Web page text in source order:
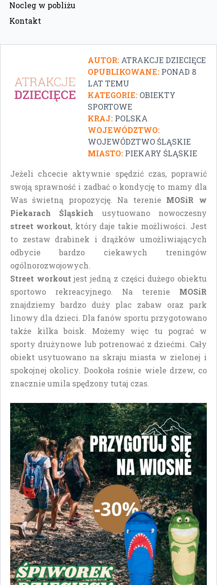
Nocleg w pobliżu
Kontakt
AUTOR: ATRAKCJE DZIECIĘCE
OPUBLIKOWANE: PONAD 8
LAT TEMU
KATEGORIE: OBIEKTY
SPORTOWE
KRAJ: POLSKA
WOJEWÓDZTWO:
WOJEWÓDZTWO ŚLĄSKIE
MIASTO: PIEKARY ŚLĄSKIE
Jeżeli chcecie aktywnie spędzić czas, poprawić
swoją sprawność i zadbać o kondycję to mamy dla
Was świetną propozycję. Na terenie MOSiR w
Piekarach Śląskich usytuowano nowoczesny
street workout, który daje takie możliwości. Jest
to zestaw drabinek i drążków umożliwiających
odbycie bardzo ciekawych treningów
ogólnorozwojowych.
Street workout jest jedną z części dużego obiektu
sportowo rekreacyjnego. Na terenie MOSiR
znajdziemy bardzo duży plac zabaw oraz park
linowy dla dzieci. Dla fanów sportu przygotowano
także kilka boisk. Możemy więc tu pograć w
sporty drużynowe lub potrenować z dziećmi. Cały
obiekt usytuowano na skraju miasta w zielonej i
spokojnej okolicy. Dookoła rośnie wiele drzew, co
znacznie umila spędzony tutaj czas.